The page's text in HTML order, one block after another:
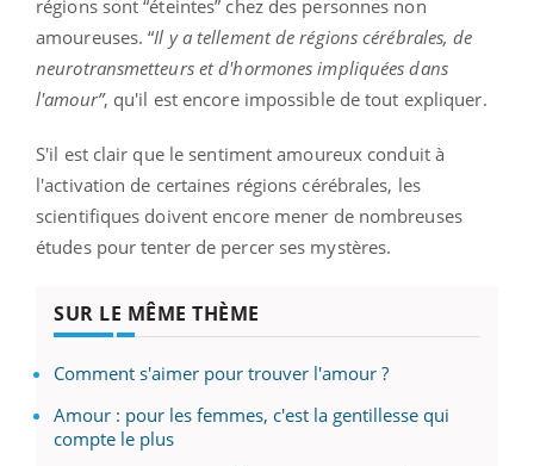
régions sont “éteintes” chez des personnes non
amoureuses. “Il y a tellement de régions cérébrales, de
neurotransmetteurs et d'hormones impliquées dans
l'amour”, qu'il est encore impossible de tout expliquer.
S'il est clair que le sentiment amoureux conduit à
l'activation de certaines régions cérébrales, les
scientifiques doivent encore mener de nombreuses
études pour tenter de percer ses mystères.
SUR LE MÊME THÈME
Comment s'aimer pour trouver l'amour ?
Amour : pour les femmes, c'est la gentillesse qui
compte le plus